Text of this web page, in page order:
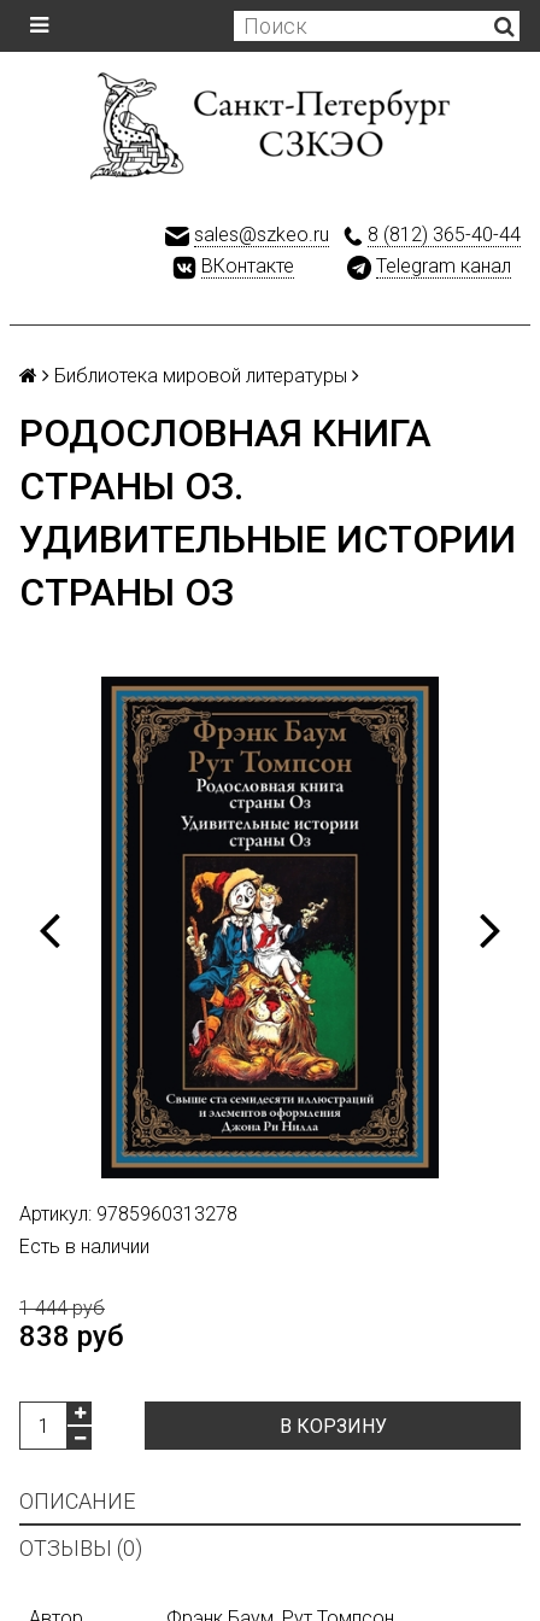
sales@szkeo.ru
8 (812) 365-40-44
ВКонтакте
Telegram канал
Библиотека мировой литературы
РОДОСЛОВНАЯ КНИГА
СТРАНЫ ОЗ.
УДИВИТЕЛЬНЫЕ ИСТОРИИ
СТРАНЫ ОЗ
Артикул: 9785960313278
Есть в наличии
1 444 руб
838 руб
В КОРЗИНУ
ОПИСАНИЕ
ОТЗЫВЫ (0)